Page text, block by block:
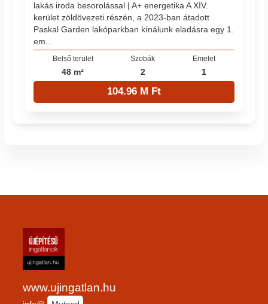
lakás iroda besorolással | A+ energetika A XIV.
kerület zöldövezeti részén, a 2023-ban átadott
Paskal Garden lakóparkban kínálunk eladásra egy 1.
em...
Belső terület
48 m²
Szobák
2
Emelet
1
104.96 M Ft
www.ujingatlan.hu